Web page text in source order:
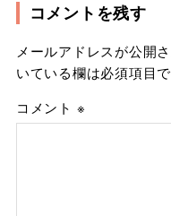
コメントを残す
メールアドレスが公開
いている欄は必須項目
コメント ※